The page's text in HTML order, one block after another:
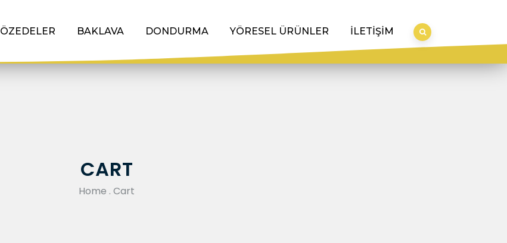
ÖZEDELER BAKLAVA DONDURMA YÖRESEL ÜRÜNLER İLETİŞİM
CART
Home . Cart